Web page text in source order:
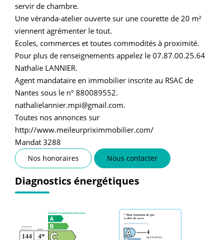
servir de chambre.
Une véranda-atelier ouverte sur une courette de 20 m²
viennent agrémenter le tout.
Ecoles, commerces et toutes commodités à proximité.
Pour plus de renseignements appelez le 07.87.00.25.64
Nathalie LANNIER.
Agent mandataire en immobilier inscrite au RSAC de
Nantes sous le n° 880089552.
nathalielannier.mpi@gmail.com.
Toutes nos annonces sur
http://www.meileurpriximmobilier.com/
Mandat 3288
Nos honoraires Nous contacter
Diagnostics énergétiques